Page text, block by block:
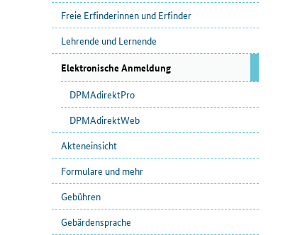
Freie Erfinderinnen und Erfinder
Lehrende und Lernende
Elektronische Anmeldung
DPMAdirektPro
DPMAdirektWeb
Akteneinsicht
Formulare und mehr
Gebühren
Gebärdensprache